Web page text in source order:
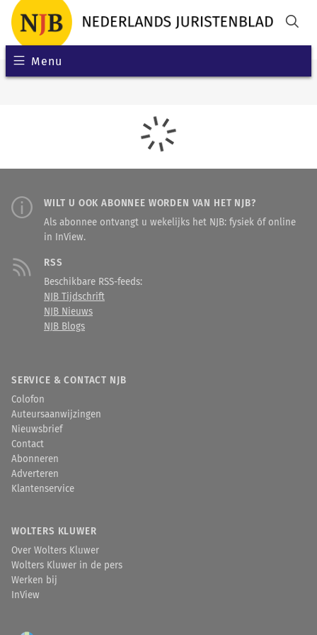
Menu
WILT U OOK ABONNEE WORDEN VAN HET NJB?
Als abonnee ontvangt u wekelijks het NJB: fysiek óf online
in InView.
RSS
Beschikbare RSS-feeds:
NJB Tijdschrift
NJB Nieuws
NJB Blogs
SERVICE & CONTACT NJB
Colofon
Auteursaanwijzingen
Nieuwsbrief
Contact
Abonneren
Adverteren
Klantenservice
WOLTERS KLUWER
Over Wolters Kluwer
Wolters Kluwer in de pers
Werken bij
InView